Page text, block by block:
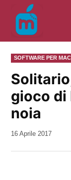
contenuto
PUBBLICATO
IN
SOFTWARE PER
gioco
noia
da
16 Aprile 2017